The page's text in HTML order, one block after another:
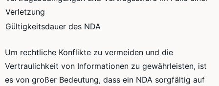
Verletzung
Gültigkeitsdauer des NDA
Um rechtliche Konflikte zu vermeiden und die
Vertraulichkeit von Informationen zu gewährleisten, ist
es von großer Bedeutung, dass ein NDA sorgfältig auf